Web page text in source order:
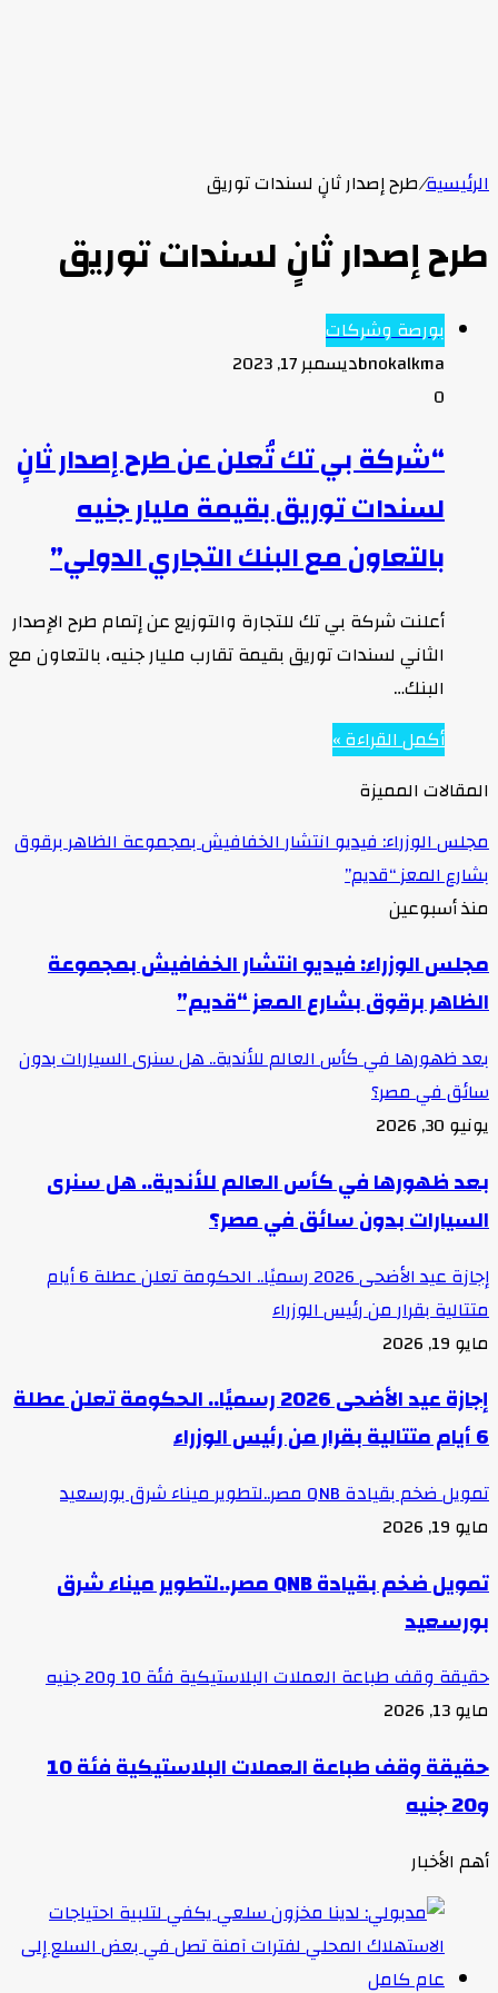
الرئيسية/طرح إصدار ثانٍ لسندات توريق
طرح إصدار ثانٍ لسندات توريق
بورصة وشركات
bnokalkmaديسمبر 17, 2023
0
“شركة بي تك تُعلن عن طرح إصدار ثانٍ
لسندات توريق بقيمة مليار جنيه
بالتعاون مع البنك التجاري الدولي”
أعلنت شركة بي تك للتجارة والتوزيع عن إتمام طرح الإصدار
الثاني لسندات توريق بقيمة تقارب مليار جنيه، بالتعاون مع
البنك…
أكمل القراءة »
المقالات المميزة
مجلس الوزراء: فيديو انتشار الخفافيش بمجموعة الظاهر برقوق
بشارع المعز “قديم”
منذ أسبوعين
مجلس الوزراء: فيديو انتشار الخفافيش بمجموعة
الظاهر برقوق بشارع المعز “قديم”
بعد ظهورها في كأس العالم للأندية.. هل سنرى السيارات بدون
سائق في مصر؟
يونيو 30, 2026
بعد ظهورها في كأس العالم للأندية.. هل سنرى
السيارات بدون سائق في مصر؟
إجازة عيد الأضحى 2026 رسميًا.. الحكومة تعلن عطلة 6 أيام
متتالية بقرار من رئيس الوزراء
مايو 19, 2026
إجازة عيد الأضحى 2026 رسميًا.. الحكومة تعلن عطلة
6 أيام متتالية بقرار من رئيس الوزراء
تمويل ضخم بقيادة QNB مصر..لتطوير ميناء شرق بورسعيد
مايو 19, 2026
تمويل ضخم بقيادة QNB مصر..لتطوير ميناء شرق
بورسعيد
حقيقة وقف طباعة العملات البلاستيكية فئة 10 و20 جنيه
مايو 13, 2026
حقيقة وقف طباعة العملات البلاستيكية فئة 10
و20 جنيه
أهم الأخبار